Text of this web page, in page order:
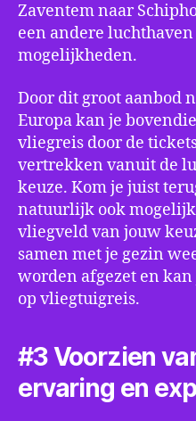
Zaventem naar
een andere
mogelijkheden.
Door dit groot aanbod
Europa kan je
vliegreis door de
vertrekken vanuit de
keuze. Kom je juist
natuurlijk ook
vliegveld van jouw
samen met je gezin
worden afgezet en
op vliegtuigreis.
#3 Voorzien
ervaring en